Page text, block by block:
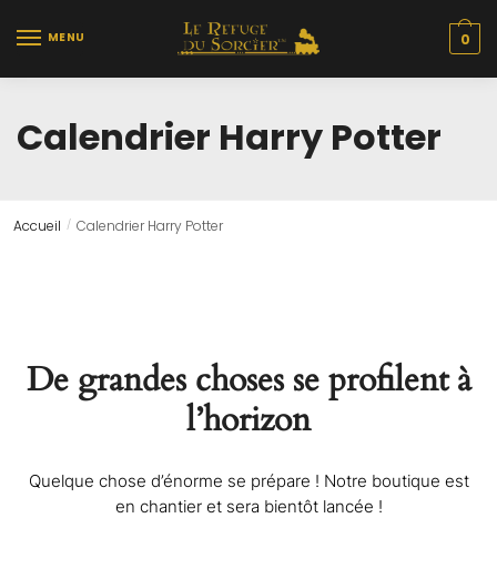
MENU 0
Calendrier Harry Potter
Accueil / Calendrier Harry Potter
De grandes choses se profilent à
l’horizon
Quelque chose d’énorme se prépare ! Notre boutique est
en chantier et sera bientôt lancée !